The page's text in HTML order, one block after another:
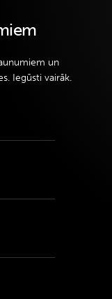
un
Iegūsti vairāk.